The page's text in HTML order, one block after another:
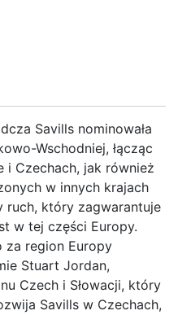
Savills nominowała
Wschodniej, łącząc
i Czechach, jak również
w innych krajach
ruch, który zagwarantuje
w tej części Europy.
za region Europy
Stuart Jordan,
Czech i Słowacji, który
Savills w Czechach,